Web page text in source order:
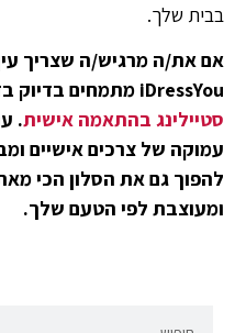
בבית שלך.
אם את/ה מרגיש/ה שצריך
iDressYou מתמחים בדיוק בזה –
סטיילינג בהתאמה אישית.
עמוקה של צרכים אישיים
להפוך גם את הסלון הכי
ומעוצבת לפי הטעם שלך.